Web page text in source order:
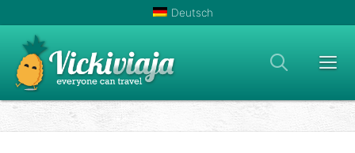
Inhalt
springen
Deutsch